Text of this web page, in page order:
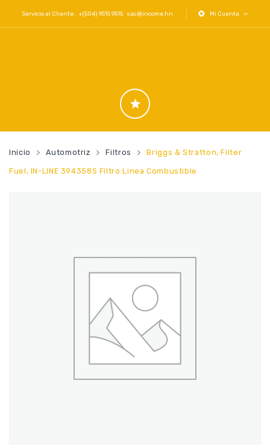
Servicio al Cliente: +(504) 9515 9515 sac@income.hn Mi Cuenta
Inicio Automotriz Filtros Briggs & Stratton, Filter
Fuel, IN-LINE 394358S Filtro Linea Combustible